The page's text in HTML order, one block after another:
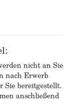
nicht an Sie
nach Erwerb
Sie bereitgestellt.
anschließend